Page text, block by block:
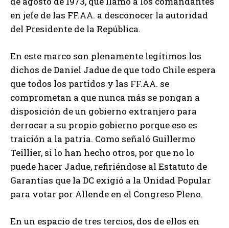
en jefe de las FF.AA. a desconocer la autoridad
del Presidente de la República.
En este marco son plenamente legítimos los
dichos de Daniel Jadue de que todo Chile espera
que todos los partidos y las FF.AA. se
comprometan a que nunca más se pongan a
disposición de un gobierno extranjero para
derrocar a su propio gobierno porque eso es
traición a la patria. Como señaló Guillermo
Teillier, si lo han hecho otros, por que no lo
puede hacer Jadue, refiriéndose al Estatuto de
Garantías que la DC exigió a la Unidad Popular
para votar por Allende en el Congreso Pleno.
En un espacio de tres tercios, dos de ellos en